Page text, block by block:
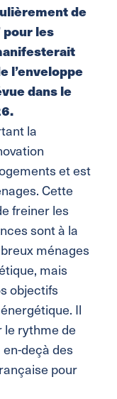
de
pour les
l’enveloppe
dans le
la
et est
Cette
freiner les
sont à la
ménages
mais
objectifs
Il
le rythme de
deçà des
pour